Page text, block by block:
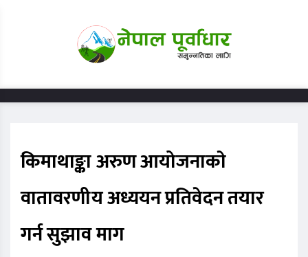
किमाथाङ्का अरुण आयोजनाकाे
वातावरणीय अध्ययन प्रतिवेदन तयार
गर्न सुझाव माग